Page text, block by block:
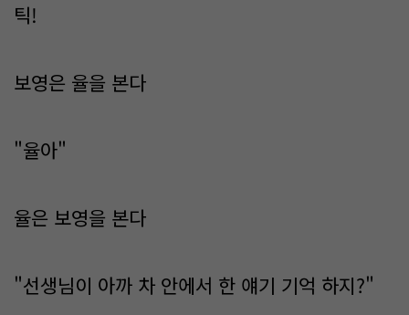
틱!
보영은 율을 본다
"율아"
율은 보영을 본다
"선생님이 아까 차 안에서 한 얘기 기억 하지?"